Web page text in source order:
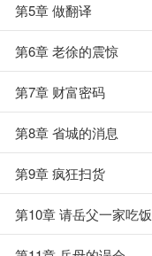
第5章 做翻译
第6章 老徐的震惊
第7章 财富密码
第8章 省城的消息
第9章 疯狂扫货
第10章 请岳父一家吃饭